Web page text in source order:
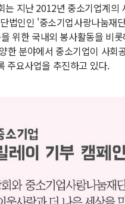
는 지난 2012년 중소기업계의
법인인 '중소기업사랑나눔재
위한 국내외 봉사활동을 비
한 분야에서 중소기업이 사회
주요사업을 추진하고 있다.